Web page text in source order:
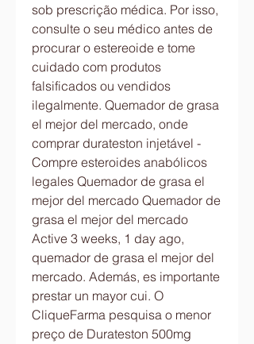
sob prescrição médica. Por isso,
consulte o seu médico antes de
procurar o estereoide e tome
cuidado com produtos
falsificados ou vendidos
ilegalmente. Quemador de grasa
el mejor del mercado, onde
comprar durateston injetável -
Compre esteroides anabólicos
legales Quemador de grasa el
mejor del mercado Quemador de
grasa el mejor del mercado
Active 3 weeks, 1 day ago,
quemador de grasa el mejor del
mercado. Además, es importante
prestar un mayor cui. O
CliqueFarma pesquisa o menor
preço de Durateston 500mg